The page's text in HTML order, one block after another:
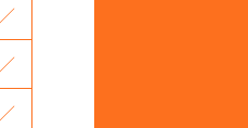
／
／
／